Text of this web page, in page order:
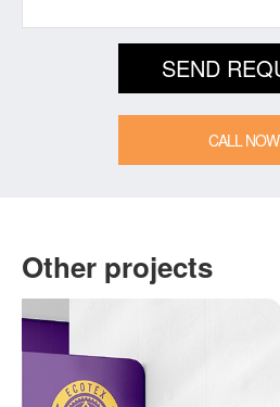
CALL NOW
Other projects